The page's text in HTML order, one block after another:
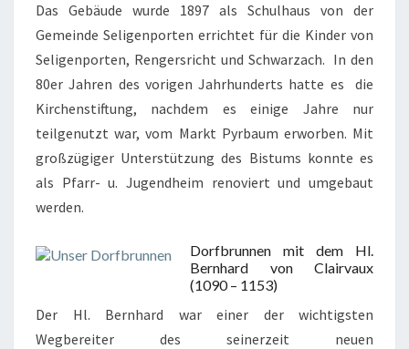
Das Gebäude wurde 1897 als Schulhaus von der
Gemeinde Seligenporten errichtet für die Kinder von
Seligenporten, Rengersricht und Schwarzach. In den
80er Jahren des vorigen Jahrhunderts hatte es die
Kirchenstiftung, nachdem es einige Jahre nur
teilgenutzt war, vom Markt Pyrbaum erworben. Mit
großzügiger Unterstützung des Bistums konnte es
als Pfarr- u. Jugendheim renoviert und umgebaut
werden.
Dorfbrunnen mit dem Hl.
Bernhard von Clairvaux
(1090 – 1153)
Der Hl. Bernhard war einer der wichtigsten
Wegbereiter des seinerzeit neuen